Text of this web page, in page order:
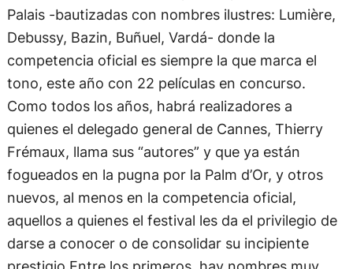
Debussy, Bazin, Buñuel, Vardá- donde la
competencia oficial es siempre la que marca el
tono, este año con 22 películas en concurso.
Como todos los años, habrá realizadores a
quienes el delegado general de Cannes, Thierry
Frémaux, llama sus “autores” y que ya están
fogueados en la pugna por la Palm d’Or, y otros
nuevos, al menos en la competencia oficial,
aquellos a quienes el festival les da el privilegio de
darse a conocer o de consolidar su incipiente
prestigio.Entre los primeros, hay nombres muy
conocidos e incluso doblemente ganadores de la